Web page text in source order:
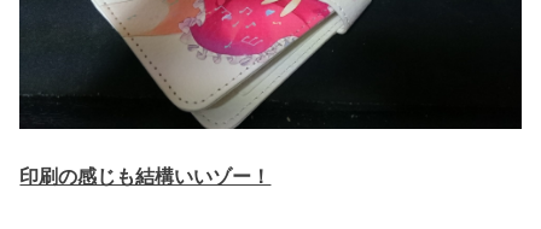
印刷の感じも結構いいゾー！